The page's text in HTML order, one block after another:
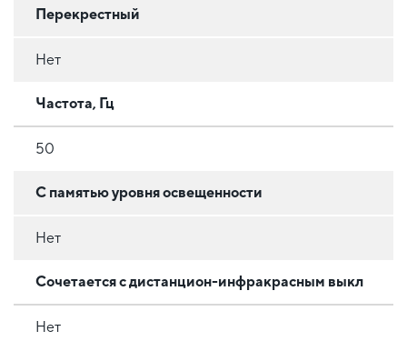
Перекрестный
Нет
Частота, Гц
50
С памятью уровня освещенности
Нет
Сочетается с дистанцион-инфракрасным выкл
Нет